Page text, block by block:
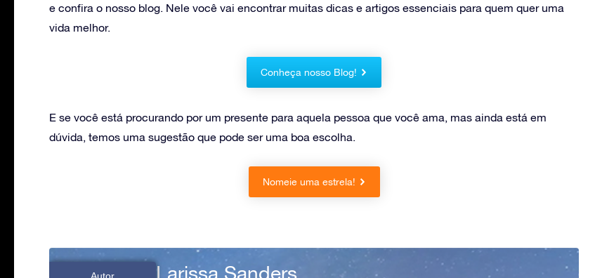
e confira o nosso blog. Nele você vai encontrar muitas dicas e artigos essenciais para quem quer uma
vida melhor.
Conheça nosso Blog!
E se você está procurando por um presente para aquela pessoa que você ama, mas ainda está em
dúvida, temos uma sugestão que pode ser uma boa escolha.
Nomeie uma estrela!
Autor Larissa Sanders